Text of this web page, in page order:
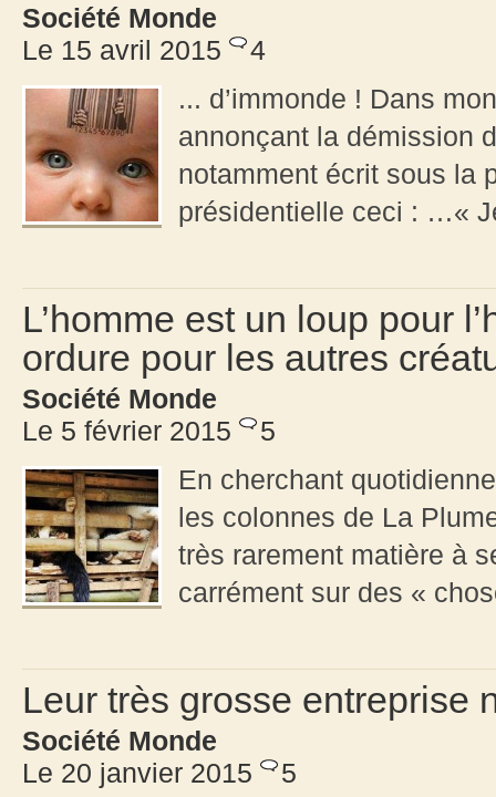
Société Monde
Le 15 avril 2015
4
... d’immonde ! Dans
annonçant la démission
notamment écrit sous la
présidentielle ceci : …«
L’homme est un loup pour
ordure pour les autres
Société Monde
Le 5 février 2015
5
En cherchant
les colonnes de La
très rarement matière à
carrément sur des «
Leur très grosse entreprise
Société Monde
Le 20 janvier 2015
5